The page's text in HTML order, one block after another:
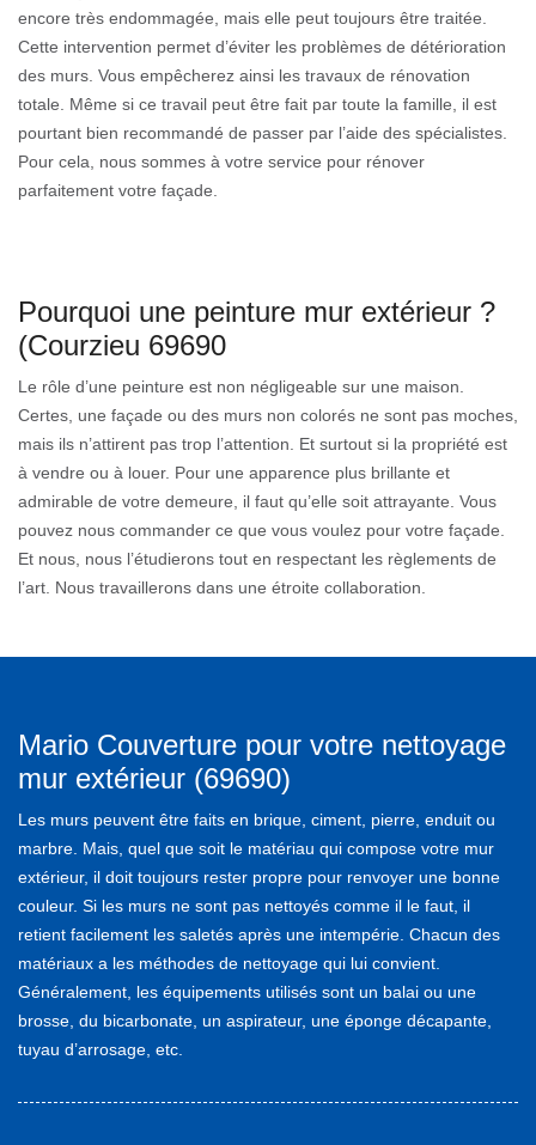
encore très endommagée, mais elle peut toujours être traitée.
Cette intervention permet d’éviter les problèmes de détérioration
des murs. Vous empêcherez ainsi les travaux de rénovation
totale. Même si ce travail peut être fait par toute la famille, il est
pourtant bien recommandé de passer par l’aide des spécialistes.
Pour cela, nous sommes à votre service pour rénover
parfaitement votre façade.
Pourquoi une peinture mur extérieur ?
(Courzieu 69690
Le rôle d’une peinture est non négligeable sur une maison.
Certes, une façade ou des murs non colorés ne sont pas moches,
mais ils n’attirent pas trop l’attention. Et surtout si la propriété est
à vendre ou à louer. Pour une apparence plus brillante et
admirable de votre demeure, il faut qu’elle soit attrayante. Vous
pouvez nous commander ce que vous voulez pour votre façade.
Et nous, nous l’étudierons tout en respectant les règlements de
l’art. Nous travaillerons dans une étroite collaboration.
Mario Couverture pour votre nettoyage
mur extérieur (69690)
Les murs peuvent être faits en brique, ciment, pierre, enduit ou
marbre. Mais, quel que soit le matériau qui compose votre mur
extérieur, il doit toujours rester propre pour renvoyer une bonne
couleur. Si les murs ne sont pas nettoyés comme il le faut, il
retient facilement les saletés après une intempérie. Chacun des
matériaux a les méthodes de nettoyage qui lui convient.
Généralement, les équipements utilisés sont un balai ou une
brosse, du bicarbonate, un aspirateur, une éponge décapante,
tuyau d’arrosage, etc.